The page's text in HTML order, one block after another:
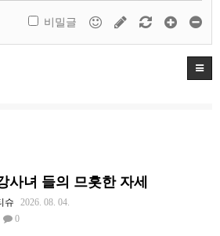
비밀글
사녀 들의 므흣한 자세
슈
2026. 08. 04.
0